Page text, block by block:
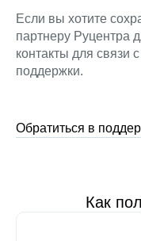
Если вы хотите
партнеру Руцентра
контакты для связи
поддержки.
Обратиться в
Как